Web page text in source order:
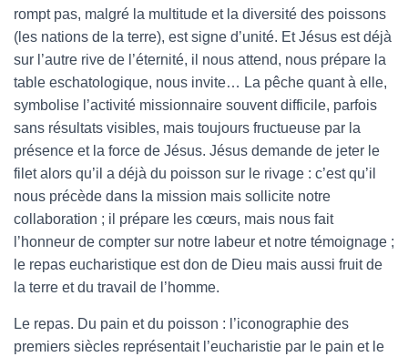
rompt pas, malgré la multitude et la diversité des poissons
(les nations de la terre), est signe d’unité. Et Jésus est déjà
sur l’autre rive de l’éternité, il nous attend, nous prépare la
table eschatologique, nous invite… La pêche quant à elle,
symbolise l’activité missionnaire souvent difficile, parfois
sans résultats visibles, mais toujours fructueuse par la
présence et la force de Jésus. Jésus demande de jeter le
filet alors qu’il a déjà du poisson sur le rivage : c’est qu’il
nous précède dans la mission mais sollicite notre
collaboration ; il prépare les cœurs, mais nous fait
l’honneur de compter sur notre labeur et notre témoignage ;
le repas eucharistique est don de Dieu mais aussi fruit de
la terre et du travail de l’homme.
Le repas. Du pain et du poisson : l’iconographie des
premiers siècles représentait l’eucharistie par le pain et le